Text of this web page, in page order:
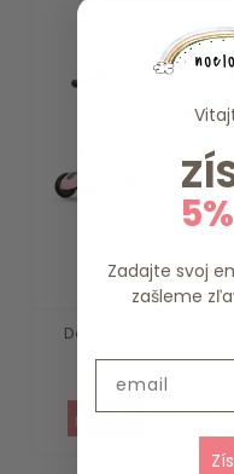
Detská kolobežka 2v1
scoot and ride -...
109.90 €
5%
Zadajte svoj
zašleme